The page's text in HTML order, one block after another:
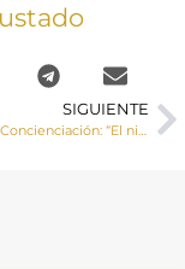
SIGUIENTE
I Jornada de Concienciación: “El niño equilibrista: Conflicto de lealtades de los menores en procesos de separación y divorcio